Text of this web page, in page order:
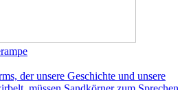
der unsere Geschichte und unsere